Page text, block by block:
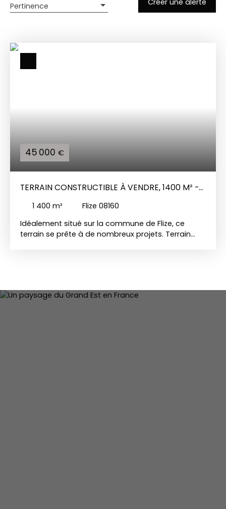
Pertinence
45 000 €
TERRAIN CONSTRUCTIBLE À VENDRE, 1400 M² -
1 400 m²
Flize 08160
Idéalement situé sur la commune de Flize, ce
terrain se prête à de nombreux projets. Terrain